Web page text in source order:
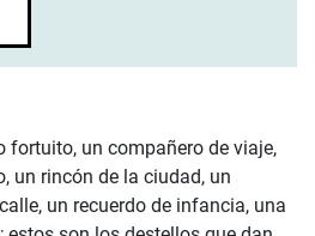
fortuito, un compañero de viaje,
un rincón de la ciudad, un
un recuerdo de infancia, una